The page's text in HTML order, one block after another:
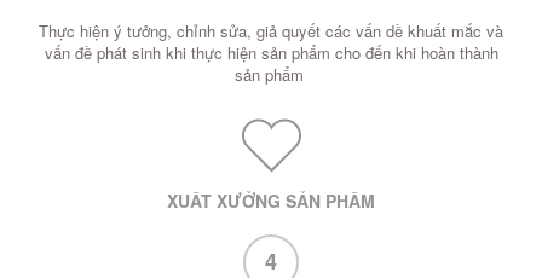
Thực hiện ý tưởng, chỉnh sửa, giả quyết các vấn dề khuất mắc và
vấn đề phát sinh khi thực hiện sản phẩm cho đến khi hoàn thành
sản phẩm
XUẤT XƯỞNG SẢN PHẨM
4